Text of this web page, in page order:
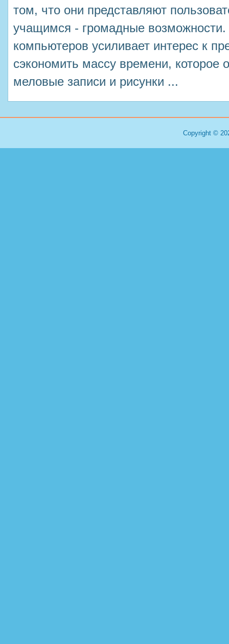
том, что они представляют
учащимся - громадные возможности.
компьютеров усиливает интерес к
сэкономить массу времени, которое
меловые записи и рисунки ...
Copyright ©